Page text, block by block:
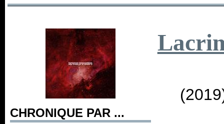
CHRONIQUE PAR ...